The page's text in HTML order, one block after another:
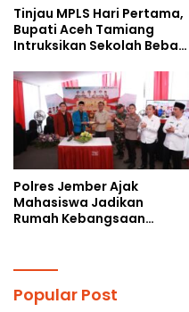
Tinjau MPLS Hari Pertama,
Bupati Aceh Tamiang
Intruksikan Sekolah Bebas
Polres Jember Ajak
Mahasiswa Jadikan
Rumah Kebangsaan
Popular Post